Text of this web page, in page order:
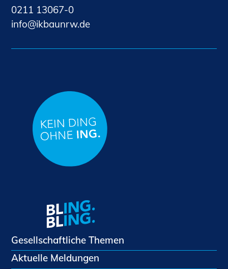
0211 13067-0
nf
kb nrwd
Gesellschaftliche Themen
Aktuelle Meldungen